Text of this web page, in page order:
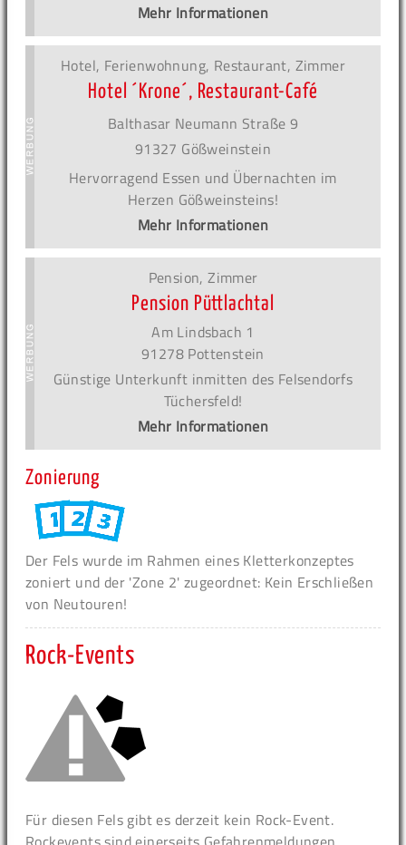
Mehr Informationen
Hotel, Ferienwohnung, Restaurant, Zimmer
Hotel ´Krone´, Restaurant-Café
Balthasar Neumann Straße 9
91327 Gößweinstein
Hervorragend Essen und Übernachten im
Herzen Gößweinsteins!
Mehr Informationen
Pension, Zimmer
Pension Püttlachtal
Am Lindsbach 1
91278 Pottenstein
Günstige Unterkunft inmitten des Felsendorfs
Tüchersfeld!
Mehr Informationen
Zonierung
Der Fels wurde im Rahmen eines Kletterkonzeptes
zoniert und der 'Zone 2' zugeordnet: Kein Erschließen
von Neutouren!
Rock-Events
Für diesen Fels gibt es derzeit kein Rock-Event.